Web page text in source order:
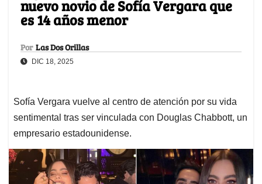
nuevo novio de Sofía Vergara que
es 14 años menor
Por Las Dos Orillas
DIC 18, 2025
Sofía Vergara vuelve al centro de atención por su vida
sentimental tras ser vinculada con Douglas Chabbott, un
empresario estadounidense.